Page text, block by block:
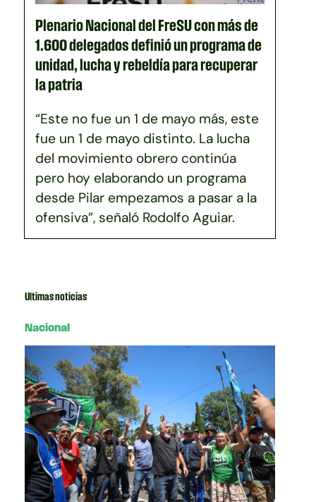
Plenario Nacional del FreSU con más de
1.600 delegados definió un programa de
unidad, lucha y rebeldía para recuperar
la patria
“Este no fue un 1 de mayo más, este
fue un 1 de mayo distinto. La lucha
del movimiento obrero continúa
pero hoy elaborando un programa
desde Pilar empezamos a pasar a la
ofensiva”, señaló Rodolfo Aguiar.
Ultimas noticias
Nacional